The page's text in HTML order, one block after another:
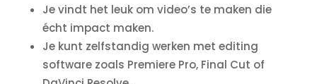
Je vindt het leuk om video’s te maken die
écht impact maken.
Je kunt zelfstandig werken met editing
software zoals Premiere Pro, Final Cut of